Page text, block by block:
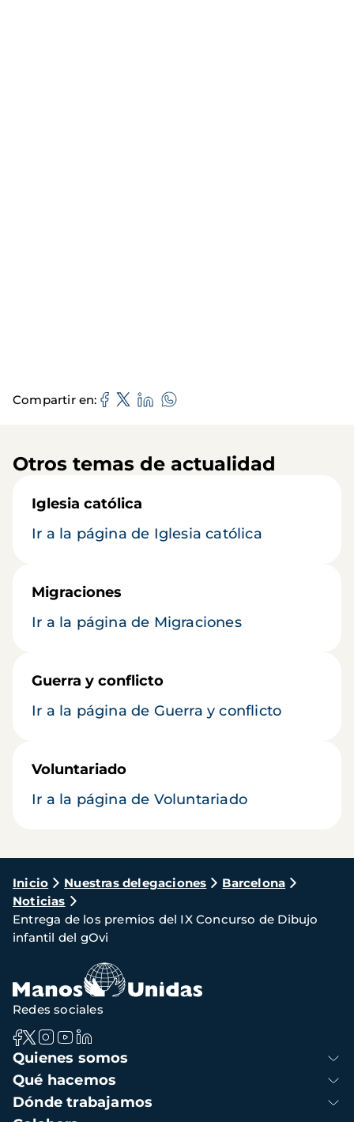
Compartir en
Otros temas de actualidad
Iglesia católica
Ir a la página de Iglesia católica
Migraciones
Ir a la página de Migraciones
Guerra y conflicto
Ir a la página de Guerra y conflicto
Voluntariado
Ir a la página de Voluntariado
Ruta
de
navegación
Inicio Nuestras delegaciones
Barcelona
Noticias
Entrega de los premios del IX Concurso de Dibujo
infantil del gOvi
Navegación
principal
Quienes somos
Qué hacemos
Dónde trabajamos
Redes sociales